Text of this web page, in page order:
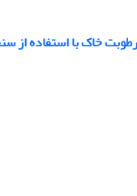
خاک با استفاده از